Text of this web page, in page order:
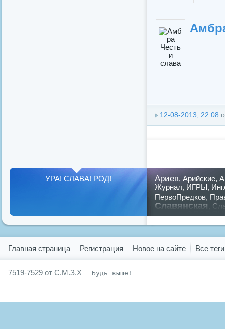
12-08-2013, 22:08
Ариев, Арийские,
Журнал, ИГРЫ,
ПервоПредков,
Славянская
русский,славян
УРА! СЛАВА! РОД!
Главная страница Регистрация Новое на сайте Все теги
7519-7529 от С.М.З.Х Будь выше!